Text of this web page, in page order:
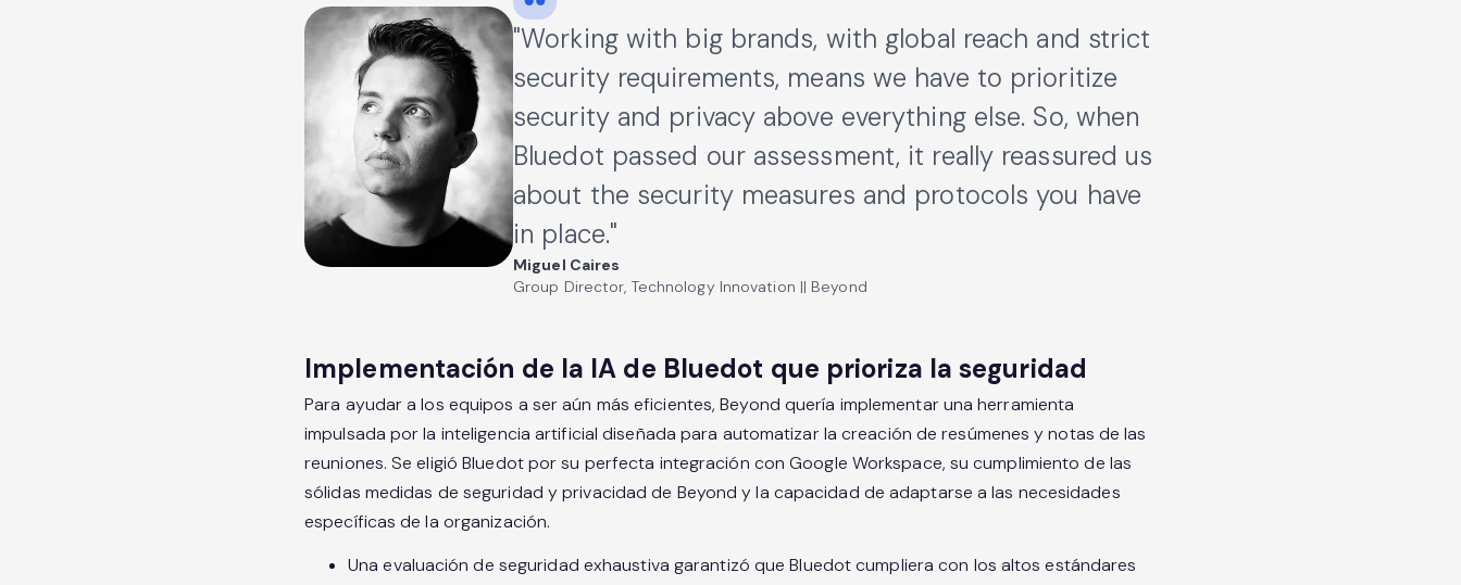
Implementación de la IA de Bluedot que prioriza la seguridad
Para ayudar a los equipos a ser aún más eficientes, Beyond quería implementar una herramienta
impulsada por la inteligencia artificial diseñada para automatizar la creación de resúmenes y notas de las
reuniones. Se eligió Bluedot por su perfecta integración con Google Workspace, su cumplimiento de las
sólidas medidas de seguridad y privacidad de Beyond y la capacidad de adaptarse a las necesidades
específicas de la organización.
Una evaluación de seguridad exhaustiva garantizó que Bluedot cumpliera con los altos estándares